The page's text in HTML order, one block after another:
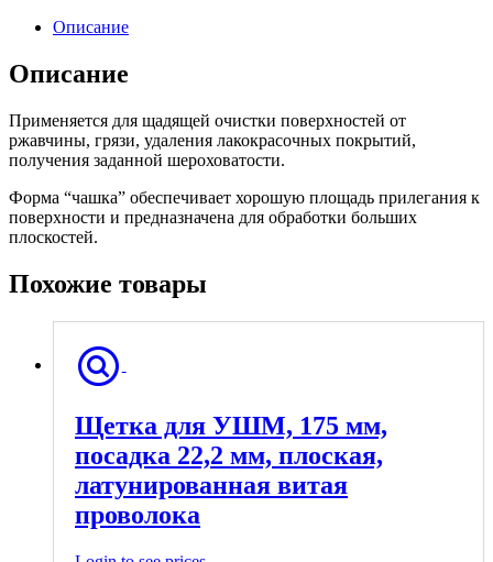
Описание
Описание
Применяется для щадящей очистки поверхностей от
ржавчины, грязи, удаления лакокрасочных покрытий,
получения заданной шероховатости.
Форма “чашка” обеспечивает хорошую площадь прилегания к
поверхности и предназначена для обработки больших
плоскостей.
Похожие товары
Щетка для УШМ, 175 мм,
посадка 22,2 мм, плоская,
латунированная витая
проволока